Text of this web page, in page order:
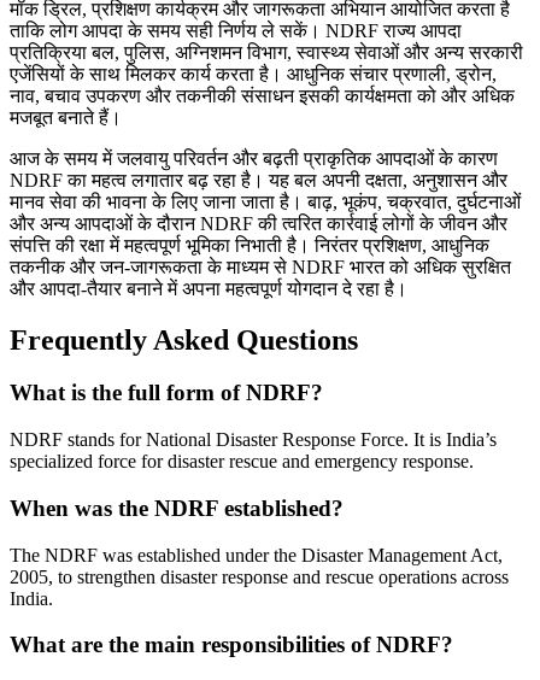
मॉक ड्रिल, प्रशिक्षण कार्यक्रम और जागरूकता अभियान आयोजित करता है
ताकि लोग आपदा के समय सही निर्णय ले सकें। NDRF राज्य आपदा
प्रतिक्रिया बल, पुलिस, अग्निशमन विभाग, स्वास्थ्य सेवाओं और अन्य सरकारी
एजेंसियों के साथ मिलकर कार्य करता है। आधुनिक संचार प्रणाली, ड्रोन,
नाव, बचाव उपकरण और तकनीकी संसाधन इसकी कार्यक्षमता को और अधिक
मजबूत बनाते हैं।
आज के समय में जलवायु परिवर्तन और बढ़ती प्राकृतिक आपदाओं के कारण
NDRF का महत्व लगातार बढ़ रहा है। यह बल अपनी दक्षता, अनुशासन और
मानव सेवा की भावना के लिए जाना जाता है। बाढ़, भूकंप, चक्रवात, दुर्घटनाओं
और अन्य आपदाओं के दौरान NDRF की त्वरित कार्रवाई लोगों के जीवन और
संपत्ति की रक्षा में महत्वपूर्ण भूमिका निभाती है। निरंतर प्रशिक्षण, आधुनिक
तकनीक और जन-जागरूकता के माध्यम से NDRF भारत को अधिक सुरक्षित
और आपदा-तैयार बनाने में अपना महत्वपूर्ण योगदान दे रहा है।
Frequently Asked Questions
What is the full form of NDRF?
NDRF stands for National Disaster Response Force. It is India’s
specialized force for disaster rescue and emergency response.
When was the NDRF established?
The NDRF was established under the Disaster Management Act,
2005, to strengthen disaster response and rescue operations across
India.
What are the main responsibilities of NDRF?